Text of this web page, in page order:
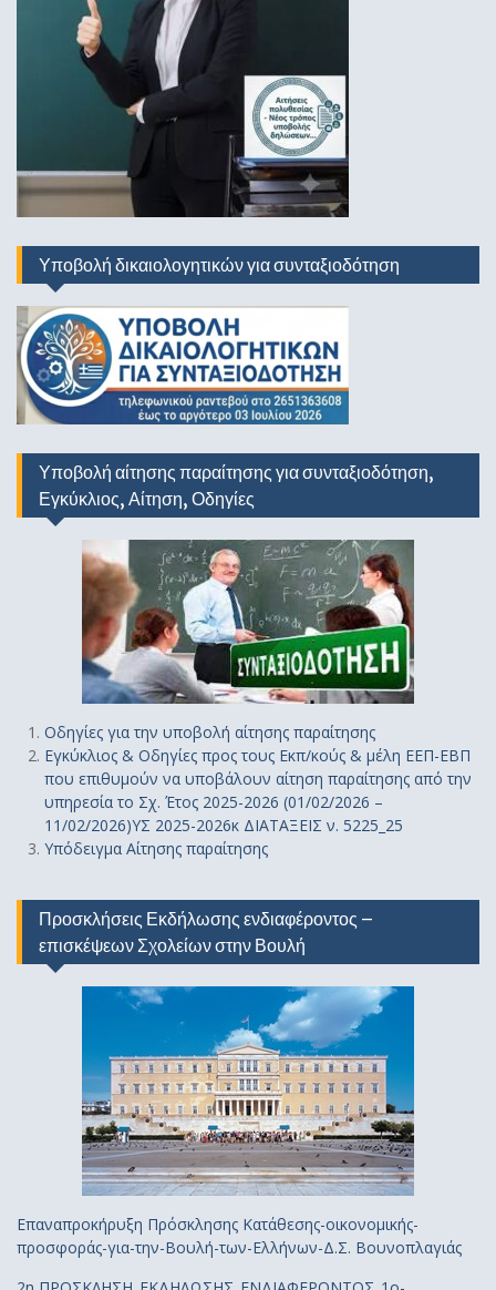
Υποβολή δικαιολογητικών για συνταξιοδότηση
Υποβολή αίτησης παραίτησης για συνταξιοδότηση,
Εγκύκλιος, Αίτηση, Οδηγίες
Οδηγίες για την υποβολή αίτησης παραίτησης
Εγκύκλιος & Οδηγίες προς τους Εκπ/κούς & μέλη ΕΕΠ-ΕΒΠ
που επιθυμούν να υποβάλουν αίτηση παραίτησης από την
υπηρεσία το Σχ. Έτος 2025-2026 (01/02/2026 –
11/02/2026)ΥΣ 2025-2026κ ΔΙΑΤΑΞΕΙΣ ν. 5225_25
Υπόδειγμα Αίτησης παραίτησης
Προσκλήσεις Εκδήλωσης ενδιαφέροντος –
επισκέψεων Σχολείων στην Βουλή
Επαναπροκήρυξη Πρόσκλησης Κατάθεσης-οικονομικής-
προσφοράς-για-την-Βουλή-των-Ελλήνων-Δ.Σ. Βουνοπλαγιάς